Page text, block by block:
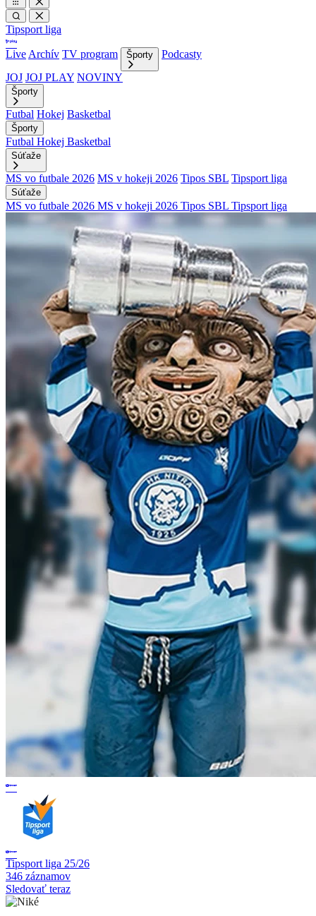
Tipsport liga
Live Archív TV program Športy
Podcasty
JOJ JOJ PLAY NOVINY
Športy
Futbal Hokej Basketbal
Športy
Futbal Hokej Basketbal
Súťaže
MS vo futbale 2026 MS v hokeji 2026 Tipos SBL Tipsport liga
Súťaže
MS vo futbale 2026 MS v hokeji 2026 Tipos SBL Tipsport liga
Tipsport liga 25/26
346 záznamov
Sledovať teraz